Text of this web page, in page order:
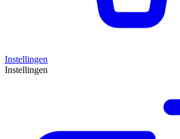
Instellingen
Instellingen